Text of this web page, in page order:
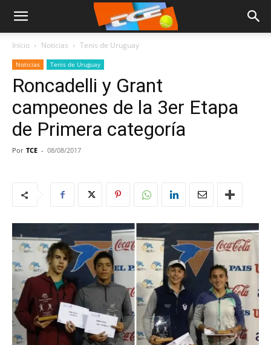
Inicio Noticias Tenis de Uruguay
Noticias Tenis de Uruguay
Roncadelli y Grant
campeones de la 3er Etapa
de Primera categoría
Por TCE - 08/08/2017